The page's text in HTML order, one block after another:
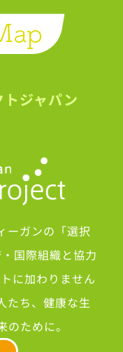
トジャパン
ーガンの「選択
国際組織と協力
に加わりません
たち、健康な生
ために。